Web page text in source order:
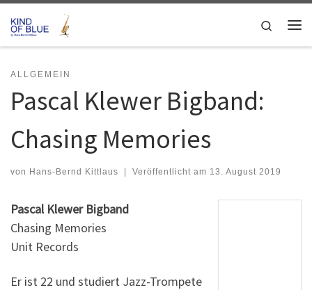
Zum Inhalt springen
Search
ALLGEMEIN
Pascal Klewer Bigband:
Chasing Memories
von Hans-Bernd Kittlaus Veröffentlicht am 13. August 2019
Pascal Klewer Bigband
Chasing Memories
Unit Records
Er ist 22 und studiert Jazz-Trompete